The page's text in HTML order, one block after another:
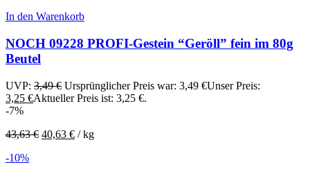
In den Warenkorb
NOCH 09228 PROFI-Gestein “Geröll” fein im 80g
Beutel
UVP: 3,49€ Ursprünglicher Preis war: 3,49 €Unser Preis:
3,25 €Aktueller Preis ist: 3,25 €.
-7%
43,63€ 40,63 € /kg
-10%